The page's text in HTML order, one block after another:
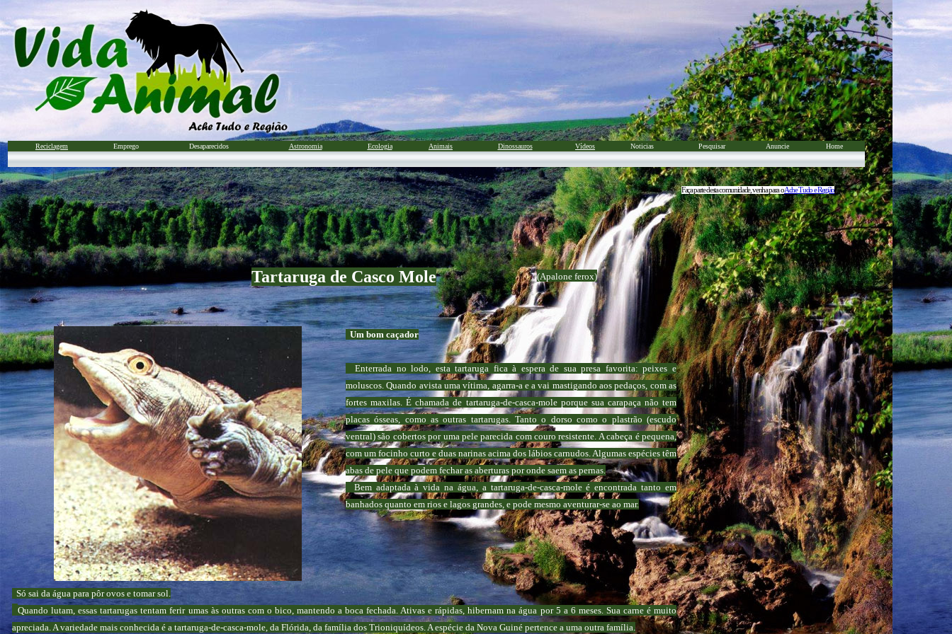
Reciclagem Emprego Desaparecidos Astronomia Ecologia Animais Dinossauros Vídeos Noticias Pesquisar Anuncie Home
Tartaruga de Casco Mole (Apalone ferox)
Um bom caçador
Enterrada no lodo, esta tartaruga fica à espera de sua presa favorita: peixes e
moluscos. Quando avista uma vítima, agarra-a e a vai mastigando aos pedaços, com as
fortes maxilas. É chamada de tartaruga-de-casca-mole porque sua carapaça não tem
placas ósseas, como as outras tartarugas. Tanto o dorso como o plastrão (escudo
ventral) são cobertos por uma pele parecida com couro resistente. A cabeça é pequena,
com um focinho curto e duas narinas acima dos lábios carnudos. Algumas espécies têm
abas de pele que podem fechar as aberturas por onde saem as pernas.
Bem adaptada à vida na água, a tartaruga-de-casca-mole é encontrada tanto em
banhados quanto em rios e lagos grandes, e pode mesmo aventurar-se ao mar.
Só sai da água para pôr ovos e tomar sol.
Quando lutam, essas tartarugas tentam ferir umas às outras com o bico, mantendo a boca fechada. Ativas e rápidas, hibernam na água por 5 a 6 meses. Sua carne é muito
apreciada. A variedade mais conhecida é a tartaruga-de-casca-mole, da Flórida, da família dos Trioniquídeos. A espécie da Nova Guiné pertence a uma outra família.
Faça parte desta comunidade, venha para oAche Tudo e Região